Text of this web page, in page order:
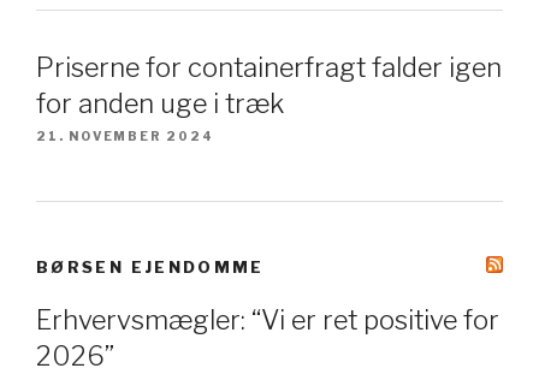
Priserne for containerfragt falder igen
for anden uge i træk
21. NOVEMBER 2024
BØRSEN EJENDOMME
Erhvervsmægler: “Vi er ret positive for
2026”